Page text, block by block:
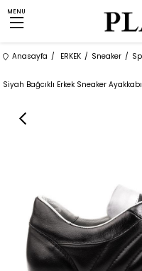
MENU
Anasayfa ERKEK Sneaker
Siyah Bağcıklı Erkek Sneaker Ayakkabı